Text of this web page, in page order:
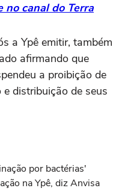
no canal do Terra
a Ypê emitir, também
afirmando que
a proibição de
distribuição de seus
por bactérias'
na Ypê, diz Anvisa